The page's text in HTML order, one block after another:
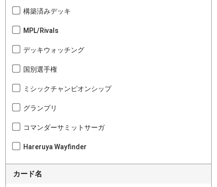
構築済みデッキ
MPL/Rivals
デッキウォッチング
国別選手権
ミシックチャンピオンシップ
グランプリ
コマンダーサミットサーガ
Hareruya Wayfinder
カード名